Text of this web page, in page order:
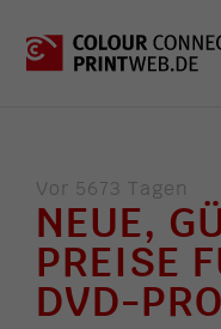
Vor 5673 Tagen
NEUE,
PREISE
DVD-